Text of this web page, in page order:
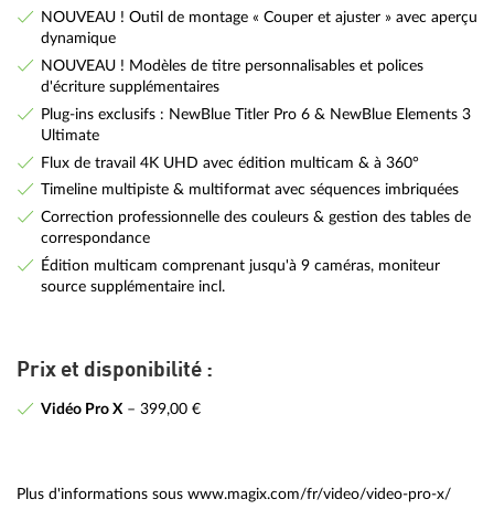
NOUVEAU ! Outil de montage « Couper et ajuster » avec aperçu
dynamique
NOUVEAU ! Modèles de titre personnalisables et polices
d'écriture supplémentaires
Plug-ins exclusifs : NewBlue Titler Pro 6 & NewBlue Elements 3
Ultimate
Flux de travail 4K UHD avec édition multicam & à 360°
Timeline multipiste & multiformat avec séquences imbriquées
Correction professionnelle des couleurs & gestion des tables de
correspondance
Édition multicam comprenant jusqu'à 9 caméras, moniteur
source supplémentaire incl.
Prix et disponibilité :
Vidéo Pro X– 399,00 €
Plus d'informations sous www.magix.com/fr/video/video-pro-x/